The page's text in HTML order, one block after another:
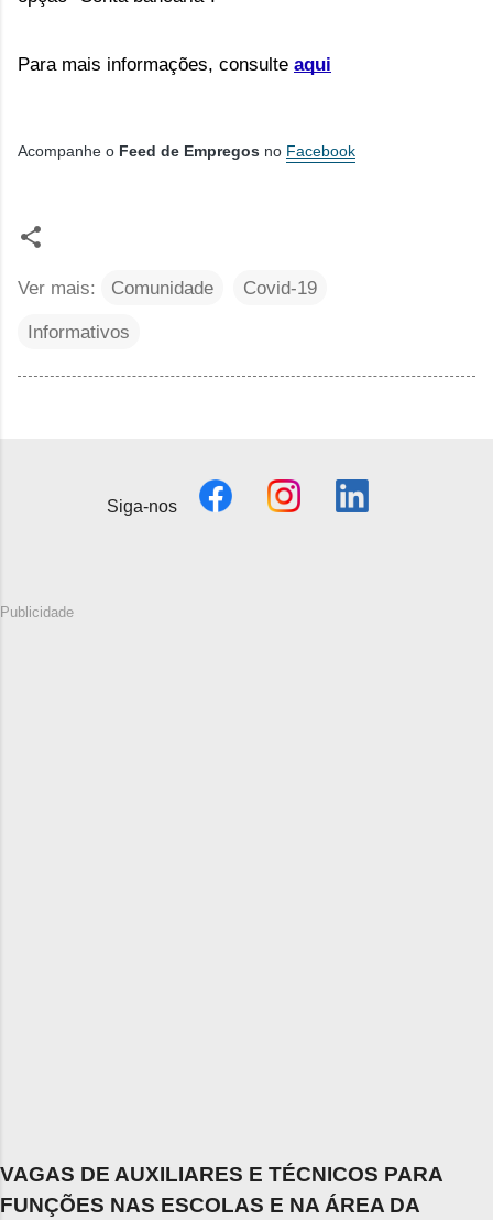
Para mais informações, consulte aqui
Acompanhe o Feed de Empregos no Facebook
Ver mais: Comunidade
Covid-19
Informativos
Siga-nos
Publicidade
VAGAS DE AUXILIARES E TÉCNICOS PARA
FUNÇÕES NAS ESCOLAS E NA ÁREA DA